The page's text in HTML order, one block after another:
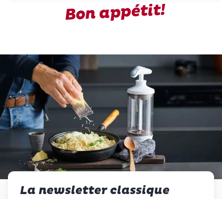
Bon appétit!
La newsletter classique